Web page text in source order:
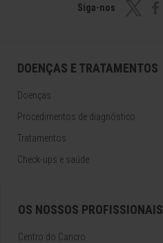
Siga-nos
DOENÇAS E TRATAMENTOS
Doenças
Procedimentos de diagnóstico
Tratamentos
Check-ups e saúde
OS NOSSOS PROFISSIONAIS
Centro do Cancro